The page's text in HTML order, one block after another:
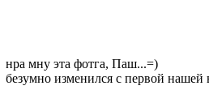
нра мну эта фотга, Паш...=)
безумно изменился с первой нашей